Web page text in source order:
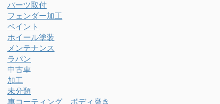
パーツ取付
フェンダー加工
ペイント
ホイール塗装
メンテナンス
ラパン
中古車
加工
未分類
車コーティング ボディ磨き